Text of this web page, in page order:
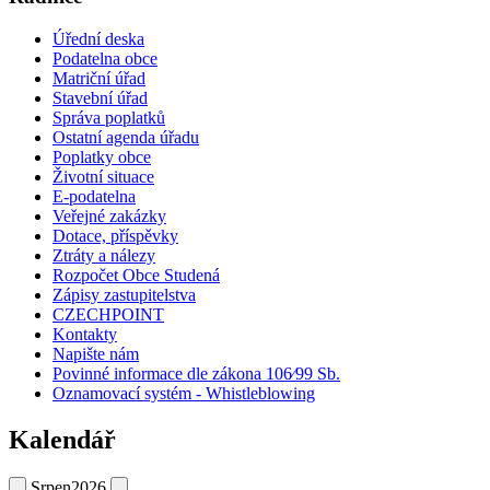
Úřední deska
Podatelna obce
Matriční úřad
Stavební úřad
Správa poplatků
Ostatní agenda úřadu
Poplatky obce
Životní situace
E-podatelna
Veřejné zakázky
Dotace, příspěvky
Ztráty a nálezy
Rozpočet Obce Studená
Zápisy zastupitelstva
CZECHPOINT
Kontakty
Napište nám
Povinné informace dle zákona 106⁄99 Sb.
Oznamovací systém - Whistleblowing
Kalendář